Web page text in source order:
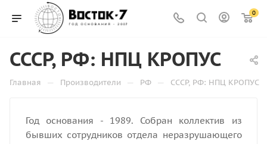
0
СССР, РФ: НПЦ КРОПУС
Главная — Производители — РФ — СССР, РФ: НПЦ КРОПУС
Год основания - 1989. Собран коллектив из
бывших сотрудников отдела неразрушающего